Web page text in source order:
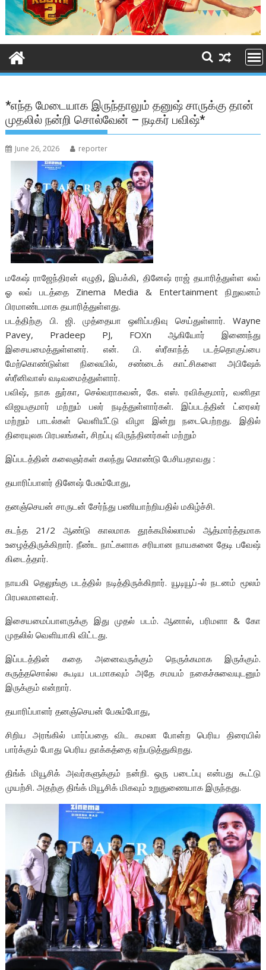
*எந்த மேடையாக இருந்தாலும் தனுஷ் சாருக்கு தான்
முதலில் நன்றி சொல்வேன் – நடிகர் பவிஷ்*
June 26, 2026 reporter
மகேஷ் ராஜேந்திரன் எழுதி, இயக்கி, தினேஷ் ராஜ் தயாரித்துள்ள லவ்
ஓ லவ் படத்தை Zinema Media & Entertainment நிறுவனம்
பிரமாண்டமாக தயாரித்துள்ளது.
படத்திற்கு பி. ஜி. முத்தையா ஒளிப்பதிவு செய்துள்ளார். Wayne
Pavey, Pradeep PJ, FOXn ஆகியோர் இணைந்து
இசையமைத்துள்ளனர். என். பி. ஸ்ரீகாந்த் படத்தொகுப்பை
மேற்கொண்டுள்ள நிலையில், சண்டைக் காட்சிகளை அபிஷேக்
ஸ்ரீனிவாஸ் வடிவமைத்துள்ளார்.
பவிஷ், நாக துர்கா, செல்வராகவன், கே. எஸ். ரவிக்குமார், வனிதா
விஜயகுமார் மற்றும் பலர் நடித்துள்ளார்கள். இப்படத்தின் ட்ரைலர்
மற்றும் பாடல்கள் வெளியீட்டு விழா இன்று நடைபெற்றது. இதில்
திரையுலக பிரபலங்கள், சிறப்பு விருந்தினர்கள் மற்றும்
இப்படத்தின் கலைஞர்கள் கலந்து கொண்டு பேசியதாவது :
தயாரிப்பாளர் தினேஷ் பேசும்போது,
தனஞ்செயன் சாருடன் சேர்ந்து பணியாற்றியதில் மகிழ்ச்சி.
கடந்த 21/2 ஆண்டு காலமாக தூக்கமில்லாமல் ஆத்மார்த்தமாக
உழைத்திருக்கிறார். நீண்ட நாட்களாக சரியான நாயகனை தேடி பவேஷ்
கிடைத்தார்.
நாயகி தெலுங்கு படத்தில் நடித்திருக்கிறார். யூடியூப்-ல் நடனம் மூலம்
பிரபலமானவர்.
இசையமைப்பாளருக்கு இது முதல் படம். ஆனால், பரிமளா & கோ
முதலில் வெளியாகி விட்டது.
இப்படத்தின் கதை அனைவருக்கும் நெருக்கமாக இருக்கும்.
கருத்தசொல்ல கூடிய படமாகவும் அதே சமயம் நகைச்சுவையுடனும்
இருக்கும் என்றார்.
தயாரிப்பாளர் தனஞ்செயன் பேசும்போது,
சிறிய அரங்கில் பார்ப்பதை விட கமலா போன்ற பெரிய திரையில்
பார்க்கும் போது பெரிய தாக்கத்தை ஏற்படுத்துகிறது.
திங்க் மியூசிக் அவர்களுக்கும் நன்றி. ஒரு படைப்பு என்பது கூட்டு
முயற்சி. அதற்கு திங்க் மியூசிக் மிகவும் உறுதுணையாக இருந்தது.